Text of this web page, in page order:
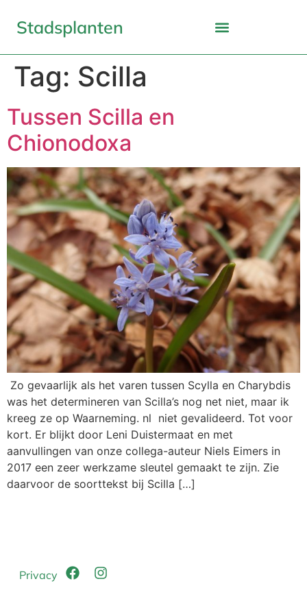
Stadsplanten
Tag: Scilla
Tussen Scilla en
Chionodoxa
Zo gevaarlijk als het varen tussen Scylla en Charybdis
was het determineren van Scilla’s nog net niet, maar ik
kreeg ze op Waarneming. nl niet gevalideerd. Tot voor
kort. Er blijkt door Leni Duistermaat en met
aanvullingen van onze collega-auteur Niels Eimers in
2017 een zeer werkzame sleutel gemaakt te zijn. Zie
daarvoor de soorttekst bij Scilla […]
Privacy